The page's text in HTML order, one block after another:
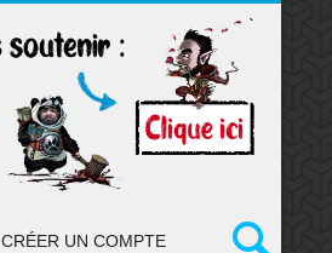
CRÉER UN COMPTE